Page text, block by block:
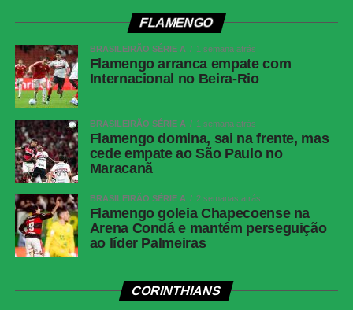
FLAMENGO
BRASILEIRÃO SÉRIE A 1 semana atrás
Flamengo arranca empate com
Internacional no Beira-Rio
BRASILEIRÃO SÉRIE A 1 semana atrás
Flamengo domina, sai na frente, mas
cede empate ao São Paulo no
Maracanã
BRASILEIRÃO SÉRIE A 2 semanas atrás
Flamengo goleia Chapecoense na
Arena Condá e mantém perseguição
ao líder Palmeiras
CORINTHIANS